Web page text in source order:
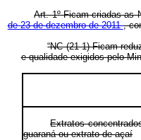
Art. 1ºFicam criadas as
de 23 de dezembro de 2011,
“NC (21-1) Ficam
e qualidade exigidos pelo
Extratos
guaraná ou extrato de açaí